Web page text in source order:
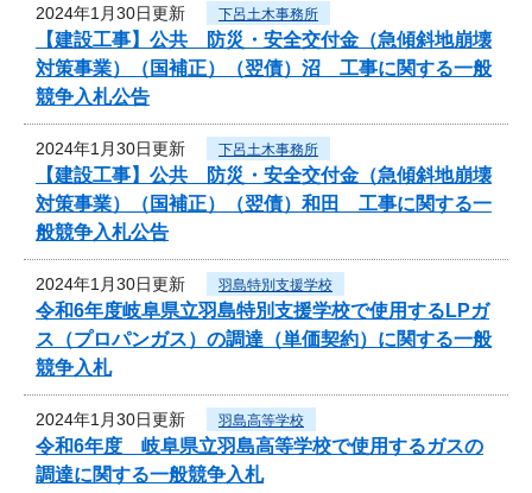
2024年1月30日更新 下呂土木事務所
【建設工事】公共 防災・安全交付金（急傾斜地崩壊
対策事業）（国補正）（翌債）沼 工事に関する一般
競争入札公告
2024年1月30日更新 下呂土木事務所
【建設工事】公共 防災・安全交付金（急傾斜地崩壊
対策事業）（国補正）（翌債）和田 工事に関する一
般競争入札公告
2024年1月30日更新 羽島特別支援学校
令和6年度岐阜県立羽島特別支援学校で使用するLPガ
ス（プロパンガス）の調達（単価契約）に関する一般
競争入札
2024年1月30日更新 羽島高等学校
令和6年度 岐阜県立羽島高等学校で使用するガスの
調達に関する一般競争入札